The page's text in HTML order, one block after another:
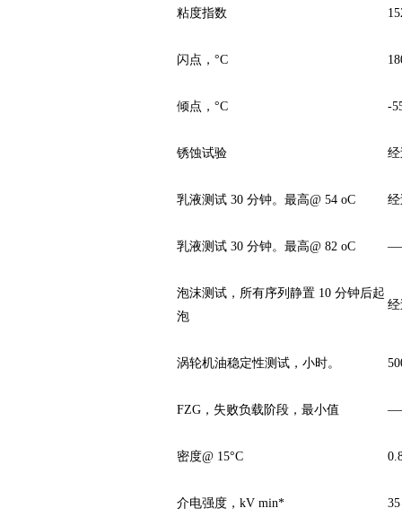
粘度指数
闪点，°C
倾点，°C -
锈蚀试验
乳液测试 30 分钟。 最高@ 54 oC
乳液测试 30 分钟。 最高@ 82 oC
泡沫测试，所有序列静置 10 分钟后起
泡
涡轮机油稳定性测试，小时。
FZG，失败负载阶段，最小值
密度@ 15°C
介电强度，kV min* 35